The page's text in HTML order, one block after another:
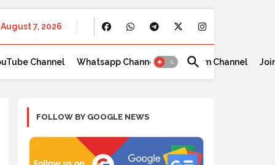
August 7, 2026
Channel Whatsapp Channel Telegram Channel
FOLLOW BY GOOGLE NEWS